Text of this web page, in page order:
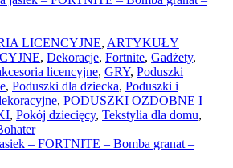
LICENCYJNE, ARTYKUŁY
, Dekoracje, Fortnite, Gadżety,
licencyjne, GRY, Poduszki
, Poduszki dla dziecka, Poduszki i
, PODUSZKI OZDOBNE I
, Pokój dziecięcy, Tekstylia dla domu,
– FORTNITE – Bomba granat –